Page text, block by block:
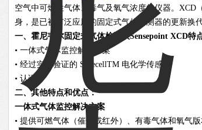
空气中可燃性气体、毒气及氧气浓度的仪器。XCD
身，是已被广泛应用的固定式气体探测器的更新换
一、 霍尼韦尔固定式气体检测仪Sensepoint XCD特
• 一体式气体监控解决方案
• 经过实践验证的 SurecellTM 电化学传感器
• 认证
二、其他特点和优点：
一体式气体监控解决方案
• 提供可燃气体（催化或红外）、有毒气体和氧气版